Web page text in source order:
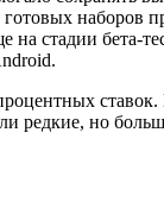
наборов
стадии бета-
но